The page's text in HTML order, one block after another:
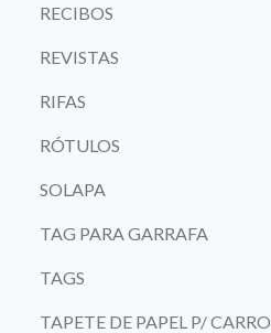
RECIBOS
REVISTAS
RIFAS
RÓTULOS
SOLAPA
TAG PARA GARRAFA
TAGS
TAPETE DE PAPEL P/ CARRO